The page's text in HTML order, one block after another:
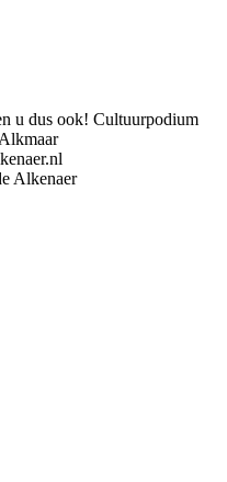
u dus ook! Cultuurpodium
Alkenaer